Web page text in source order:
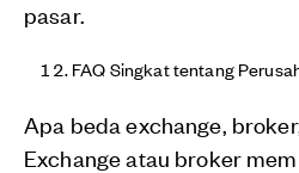
pasar.
FAQ Singkat tentang
Apa beda exchange,
Exchange atau broker